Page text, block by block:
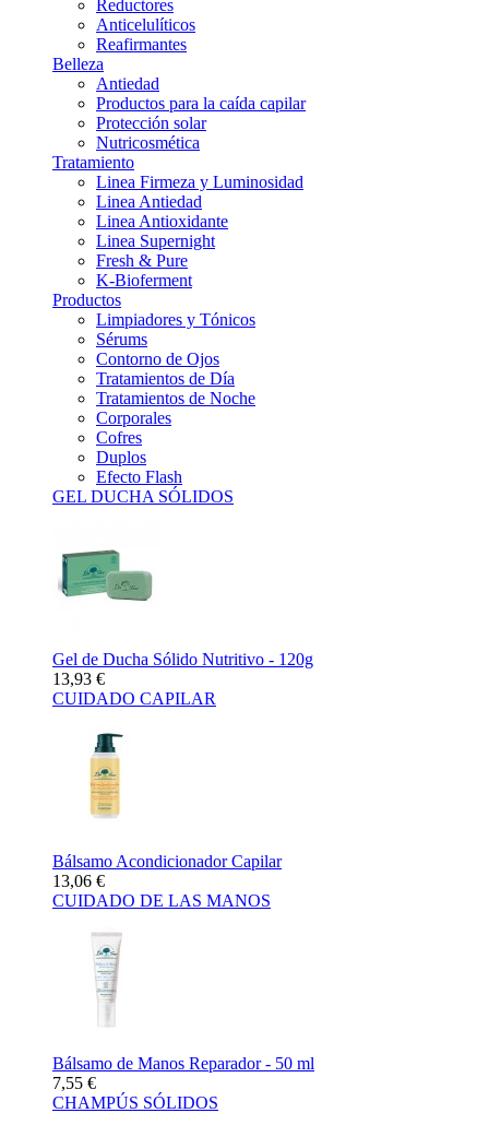
Reductores
Anticelulíticos
Reafirmantes
Belleza
Antiedad
Productos para la caída capilar
Protección solar
Nutricosmética
Tratamiento
Linea Firmeza y Luminosidad
Linea Antiedad
Linea Antioxidante
Linea Supernight
Fresh & Pure
K-Bioferment
Productos
Limpiadores y Tónicos
Sérums
Contorno de Ojos
Tratamientos de Día
Tratamientos de Noche
Corporales
Cofres
Duplos
Efecto Flash
GEL DUCHA SÓLIDOS
Gel de Ducha Sólido Nutritivo - 120g
13,93 €
CUIDADO CAPILAR
Bálsamo Acondicionador Capilar
13,06 €
CUIDADO DE LAS MANOS
Bálsamo de Manos Reparador - 50 ml
7,55 €
CHAMPÚS SÓLIDOS